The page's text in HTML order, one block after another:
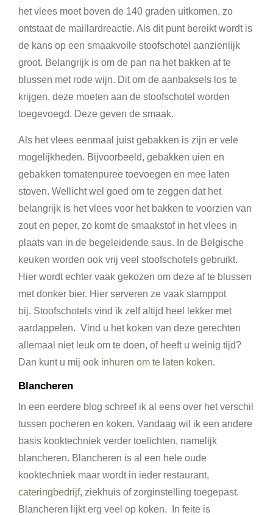
het vlees moet boven de 140 graden uitkomen, zo
ontstaat de maillardreactie. Als dit punt bereikt wordt is
de kans op een smaakvolle stoofschotel aanzienlijk
groot. Belangrijk is om de pan na het bakken af te
blussen met rode wijn. Dit om de aanbaksels los te
krijgen, deze moeten aan de stoofschotel worden
toegevoegd. Deze geven de smaak.
Als het vlees eenmaal juist gebakken is zijn er vele
mogelijkheden. Bijvoorbeeld, gebakken uien en
gebakken tomatenpuree toevoegen en mee laten
stoven. Wellicht wel goed om te zeggen dat het
belangrijk is het vlees voor het bakken te voorzien van
zout en peper, zo komt de smaakstof in het vlees in
plaats van in de begeleidende saus. In de Belgische
keuken worden ook vrij veel stoofschotels gebruikt.
Hier wordt echter vaak gekozen om deze af te blussen
met donker bier. Hier serveren ze vaak stamppot
bij. Stoofschotels vind ik zelf altijd heel lekker met
aardappelen. Vind u het koken van deze gerechten
allemaal niet leuk om te doen, of heeft u weinig tijd?
Dan kunt u mij ook inhuren om te laten koken.
Blancheren
In een eerdere blog schreef ik al eens over het verschil
tussen pocheren en koken. Vandaag wil ik een andere
basis kooktechniek verder toelichten, namelijk
blancheren. Blancheren is al een hele oude
kooktechniek maar wordt in ieder restaurant,
cateringbedrijf, ziekhuis of zorginstelling toegepast.
Blancheren lijkt erg veel op koken. In feite is